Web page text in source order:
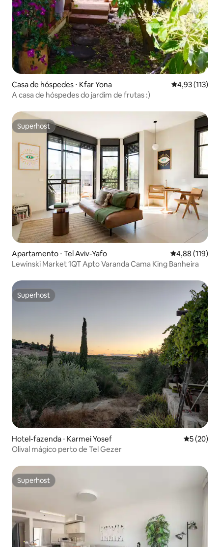
Casa de hóspedes ⋅ Kfar Yona 4,93 de uma
4,93 (113)
A casa de hóspedes do jardim de frutas :)
Superhost
Superhost
Apartamento ⋅ Tel Aviv-Yafo 4,88 de uma
4,88 (119)
Lewinski Market 1QT Apto Varanda Cama King Banheira
Superhost
Superhost
Hotel-fazenda ⋅ Karmei Yosef 5 de uma
5 (20)
Olival mágico perto de Tel Gezer
Superhost
Superhost